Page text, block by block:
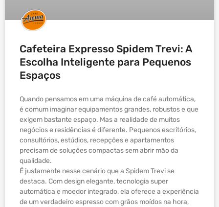
Cafeteira Expresso Spidem Trevi: A
Escolha Inteligente para Pequenos
Espaços
Quando pensamos em uma máquina de café automática,
é comum imaginar equipamentos grandes, robustos e que
exigem bastante espaço. Mas a realidade de muitos
negócios e residências é diferente. Pequenos escritórios,
consultórios, estúdios, recepções e apartamentos
precisam de soluções compactas sem abrir mão da
qualidade.
É justamente nesse cenário que a Spidem Trevi se
destaca. Com design elegante, tecnologia super
automática e moedor integrado, ela oferece a experiência
de um verdadeiro espresso com grãos moídos na hora,